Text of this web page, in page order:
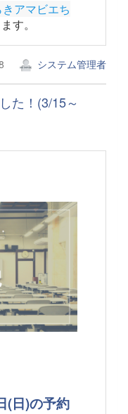
アマビエち
す。
システム管理者
た！(3/15～
(日)の予約